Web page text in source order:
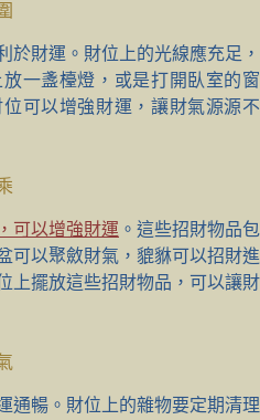
於財運。財位上的光線應充足，
一盞檯燈，或是打開臥室的窗
可以增強財運，讓財氣源源不
可以增強財運 。這些招財物品包
可以聚斂財氣，貔貅可以招財進
上擺放這些招財物品，可以讓財
通暢。財位上的雜物要定期清理